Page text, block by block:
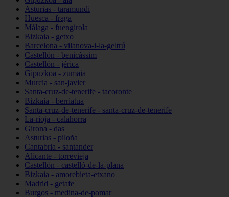
Asturias - taramundi
Huesca - fraga
Málaga - fuengirola
Bizkaia - getxo
Barcelona - vilanova-i-la-geltrú
Castellón - benicàssim
Castellón - jérica
Gipuzkoa - zumaia
Murcia - san-javier
Santa-cruz-de-tenerife - tacoronte
Bizkaia - berriatua
Santa-cruz-de-tenerife - santa-cruz-de-tenerife
La-rioja - calahorra
Girona - das
Asturias - piloña
Cantabria - santander
Alicante - torrevieja
Castellón - castelló-de-la-plana
Bizkaia - amorebieta-etxano
Madrid - getafe
Burgos - medina-de-pomar